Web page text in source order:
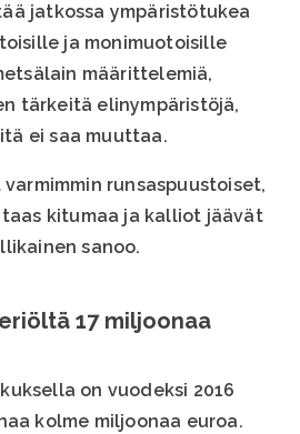
jatkossa ympäristötukea
ja monimuotoisille
määrittelemiä,
tärkeitä elinympäristöjä,
ei saa muuttaa.
runsaspuustoiset,
kitumaa ja kalliot jäävät
sanoo.
17 miljoonaa
on vuodeksi 2016
kolme miljoonaa euroa.